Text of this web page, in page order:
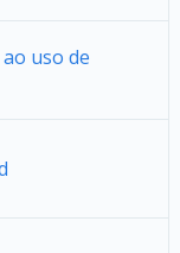
uso de